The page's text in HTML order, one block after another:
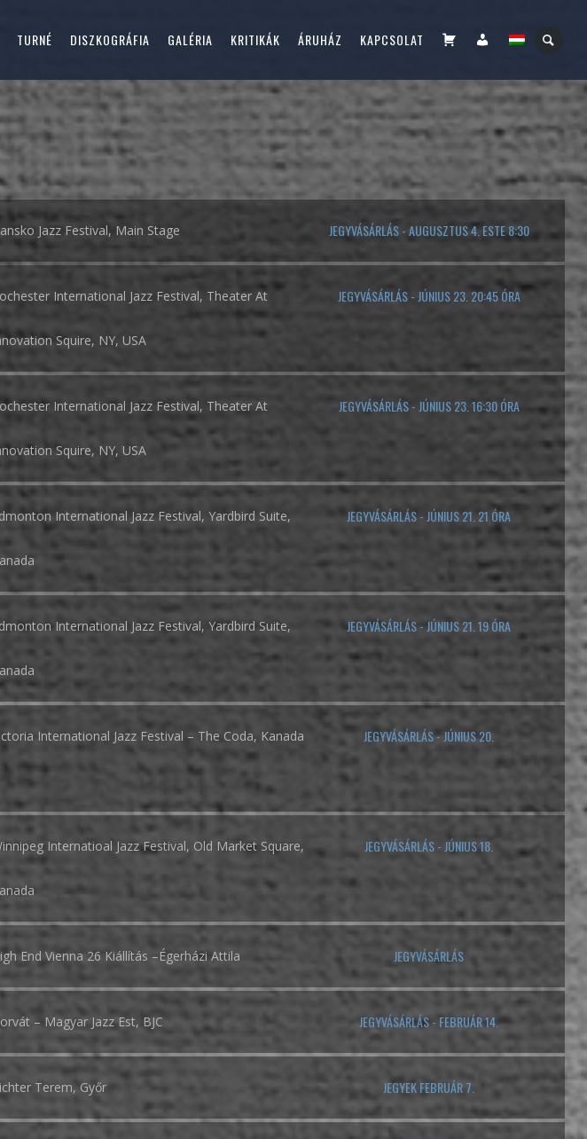
TURNÉ DISZKOGRÁFIA GALÉRIA KRITIKÁK ÁRUHÁZ KAPCSOLAT KOSÁR FIÓKOM
Jazz Festival, Main Stage JEGYVÁSÁRLÁS - AUGUSZTUS 4. ESTE 8:30
International Jazz Festival, Theater At
Squire, NY, USA
JEGYVÁSÁRLÁS - JÚNIUS 23. 20:45 ÓRA
International Jazz Festival, Theater At
Squire, NY, USA
JEGYVÁSÁRLÁS - JÚNIUS 23. 16:30 ÓRA
International Jazz Festival, Yardbird Suite, JEGYVÁSÁRLÁS - JÚNIUS 21. 21 ÓRA
International Jazz Festival, Yardbird Suite, JEGYVÁSÁRLÁS - JÚNIUS 21. 19 ÓRA
International Jazz Festival – The Coda, Kanada JEGYVÁSÁRLÁS - JÚNIUS 20.
Internatioal Jazz Festival, Old Market Square, JEGYVÁSÁRLÁS - JÚNIUS 18.
End Vienna 26 Kiállítás –Égerházi Attila JEGYVÁSÁRLÁS
– Magyar Jazz Est, BJC JEGYVÁSÁRLÁS - FEBRUÁR 14.
Terem, Győr JEGYEK FEBRUÁR 7.